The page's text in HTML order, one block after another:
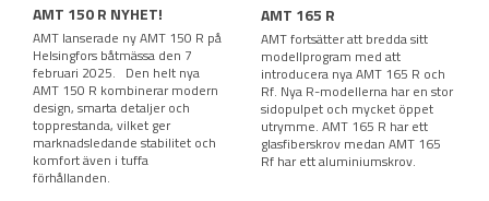
AMT 150 R NYHET!
AMT lanserade ny AMT 150 R på
Helsingfors båtmässa den 7
februari 2025. Den helt nya
AMT 150 R kombinerar modern
design, smarta detaljer och
topprestanda, vilket ger
marknadsledande stabilitet och
komfort även i tuffa
förhållanden.
AMT 165 R
AMT fortsätter att bredda sitt
modellprogram med att
introducera nya AMT 165 R och
Rf. Nya R-modellerna har en stor
sidopulpet och mycket öppet
utrymme. AMT 165 R har ett
glasfiberskrov medan AMT 165
Rf har ett aluminiumskrov.